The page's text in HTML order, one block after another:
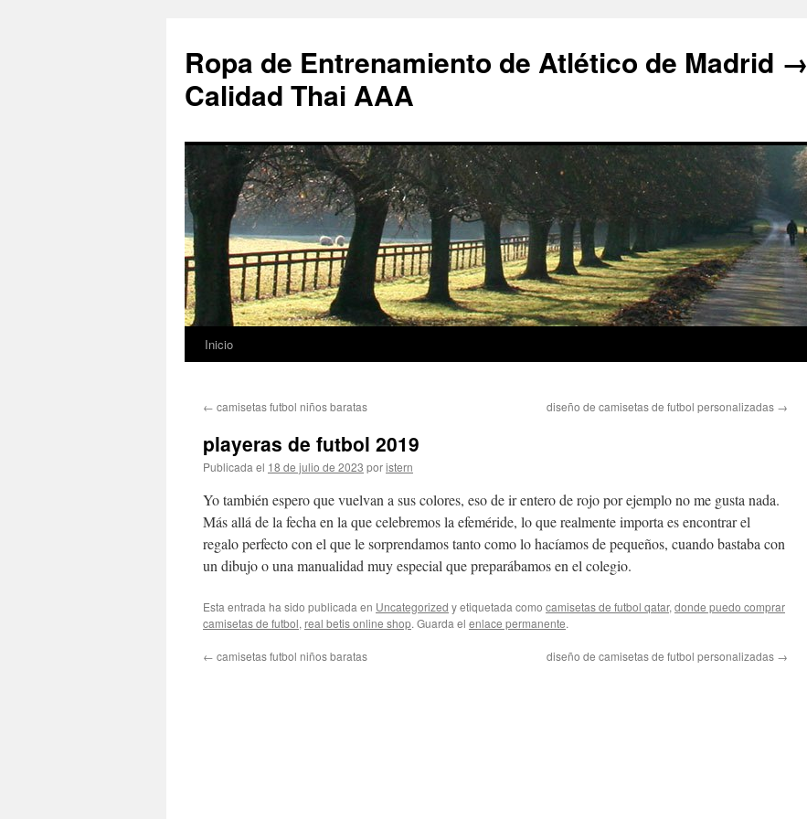
Ropa de Entrenamiento de Atlético de Madrid →
Calidad Thai AAA
Saltar
contenido
Inicio
← camisetas futbol niños baratas diseño de camisetas de futbol personalizadas →
playeras de futbol 2019
Publicada el 18 de julio de 2023 poristern
Yo también espero que vuelvan a sus colores, eso de ir entero de rojo por ejemplo no me gusta nada.
Más allá de la fecha en la que celebremos la efeméride, lo que realmente importa es encontrar el
regalo perfecto con el que le sorprendamos tanto como lo hacíamos de pequeños, cuando bastaba con
un dibujo o una manualidad muy especial que preparábamos en el colegio.
Esta entrada ha sido publicada en Uncategorized y etiquetada como camisetas de futbol qatar, donde puedo comprar
camisetas de futbol, real betis online shop. Guarda el enlace permanente.
← camisetas futbol niños baratas diseño de camisetas de futbol personalizadas →